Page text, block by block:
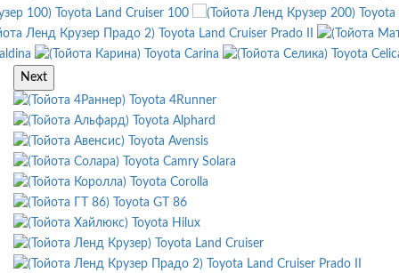
Toyota Land Cruiser 100
Toyota Land Cruiser Prado II
Toyota Carina
Toyota
Next
Toyota 4Runner
Toyota Alphard
Toyota Avensis
Toyota Camry Solara
Toyota Corolla
Toyota GT 86
Toyota Hilux
Toyota Land Cruiser
Toyota Land Cruiser Prado II